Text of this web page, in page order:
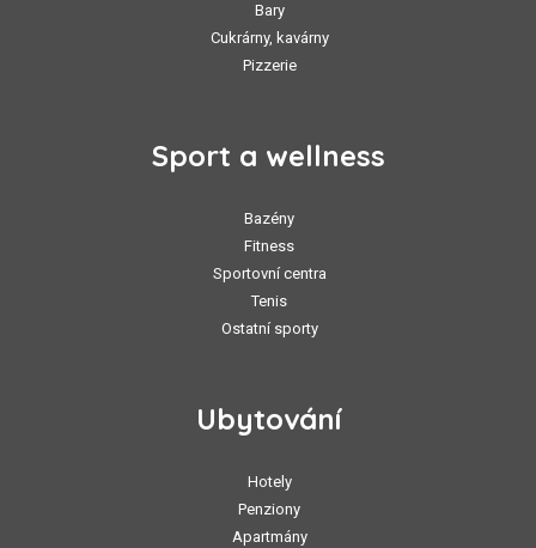
Bary
Cukrárny, kavárny
Pizzerie
Sport a wellness
Bazény
Fitness
Sportovní centra
Tenis
Ostatní sporty
Ubytování
Hotely
Penziony
Apartmány